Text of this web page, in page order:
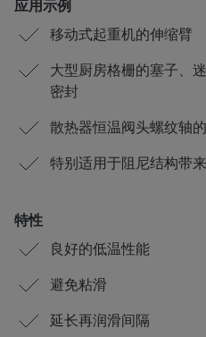
应用示例
移动式起重机的伸缩臂
大型厨房格栅的塞子、
密封
散热器恒温阀头螺纹轴
特别适用于阻尼结构带
特性
良好的低温性能
避免粘滑
延长再润滑间隔